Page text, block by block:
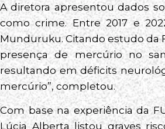
A diretora apresentou dados
como crime. Entre 2017 e
Munduruku. Citando estudo da
presença de mercúrio no
resultando em déficits
mercúrio”, completou.
Com base na experiência da
Lúcia Alberta listou graves